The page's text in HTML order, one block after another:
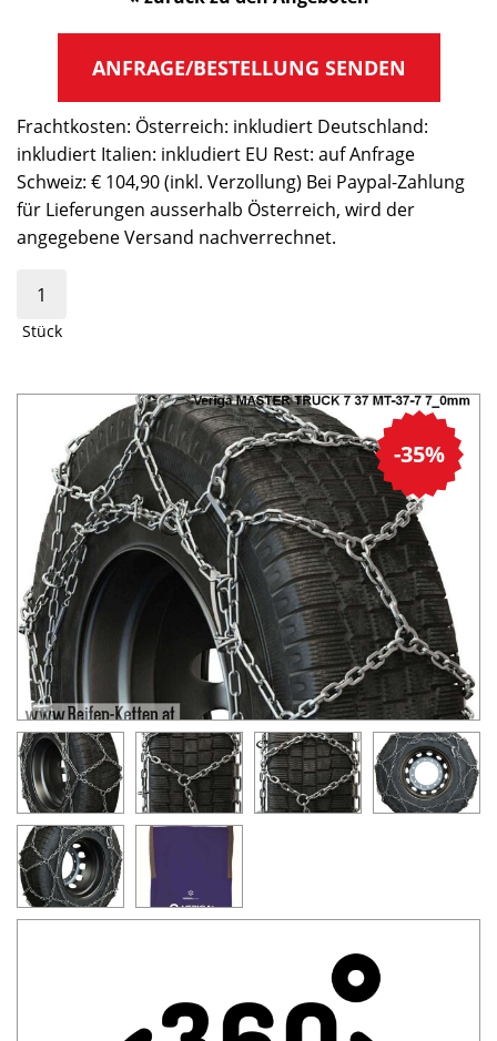
ANFRAGE/BESTELLUNG SENDEN
Frachtkosten: Österreich: inkludiert Deutschland:
inkludiert Italien: inkludiert EU Rest: auf Anfrage
Schweiz: € 104,90 (inkl. Verzollung) Bei Paypal-Zahlung
für Lieferungen ausserhalb Österreich, wird der
angegebene Versand nachverrechnet.
Stück
-35%